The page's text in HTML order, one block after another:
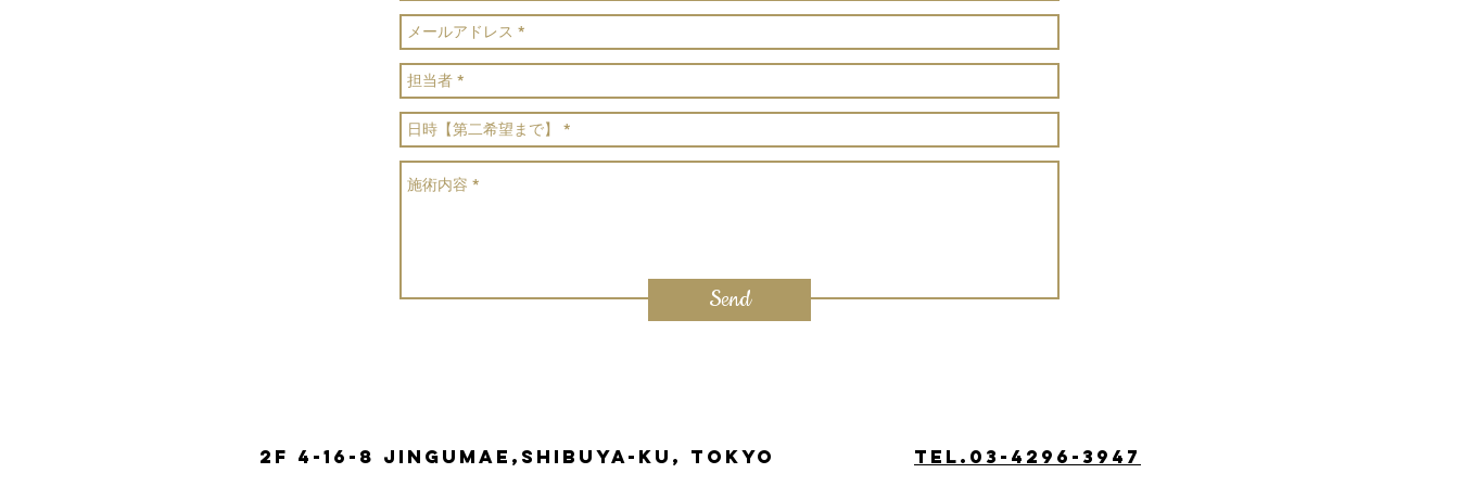
Send
2F 4-16-8 Jingumae,Shibuya-ku, Tokyo tel.03-4296-3947